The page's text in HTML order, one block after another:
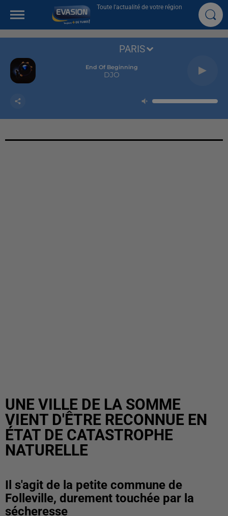
Toute l'actualité de votre région
End Of Beginning
DJO
PARIS
UNE VILLE DE LA SOMME
VIENT D'ÊTRE RECONNUE EN
ÉTAT DE CATASTROPHE
NATURELLE
Il s'agit de la petite commune de
Folleville, durement touchée par la
sécheresse